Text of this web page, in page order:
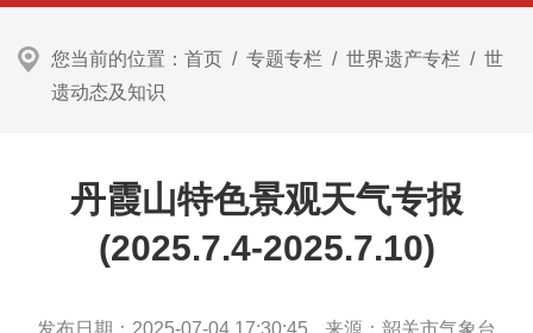
您当前的位置： 首页 / 专题专栏 / 世界遗产专栏 / 世
遗动态及知识
丹霞山特色景观天气专报
(2025.7.4-2025.7.10)
发布日期： 2025-07-04 17:30:45 来源： 韶关市气象台